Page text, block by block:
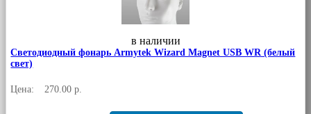
в наличии
Светодиодный фонарь Armytek Wizard Magnet USB WR (белый
свет)
Цена: 270.00 р.